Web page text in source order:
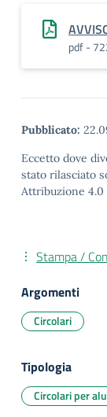
pdf -
Pubblicato:
Eccetto dove
stato rilasciato
Attribuzione 4.0
Stampa /
Argomenti
Circolari
Tipologia
Circolari per